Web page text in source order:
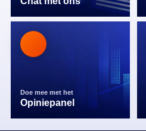
Doe mee met het
Opiniepanel